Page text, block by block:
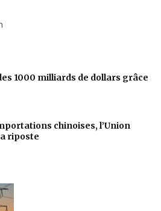
1000 milliards de dollars grâce
chinoises, l’Union
riposte